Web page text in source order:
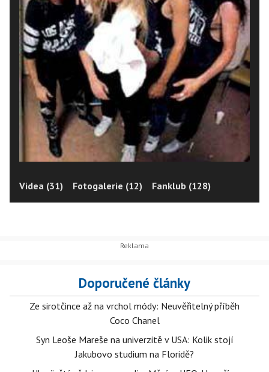
Videa (31) Fotogalerie (12) Fanklub (128)
Doporučené články
Ze sirotčince až na vrchol módy: Neuvěřitelný příběh
Coco Chanel
Syn Leoše Mareše na univerzitě v USA: Kolik stojí
Jakubovo studium na Floridě?